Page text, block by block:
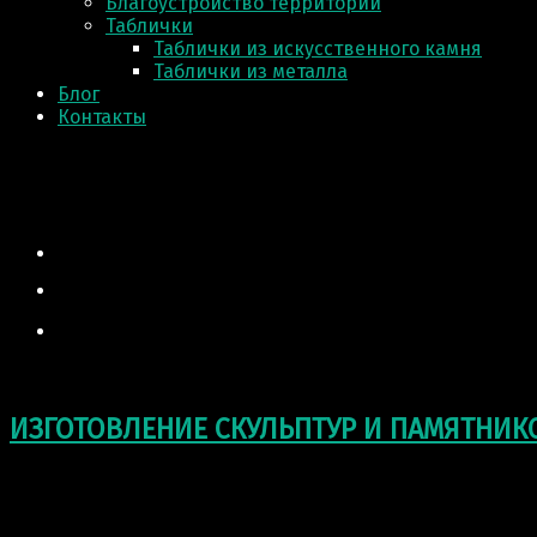
Таблички
Таблички из искусственного камня
Таблички из металла
Блог
Контакты
ИЗГОТОВЛЕНИЕ СКУЛЬПТУР И